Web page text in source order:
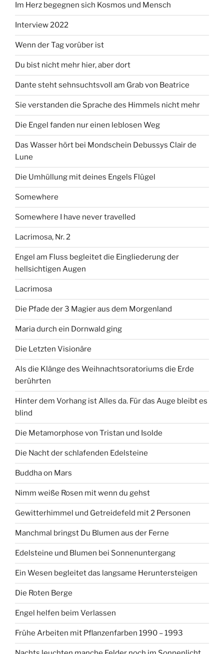
Im Herz begegnen sich Kosmos und Mensch
Interview 2022
Wenn der Tag vorüber ist
Du bist nicht mehr hier, aber dort
Dante steht sehnsuchtsvoll am Grab von Beatrice
Sie verstanden die Sprache des Himmels nicht mehr
Die Engel fanden nur einen leblosen Weg
Das Wasser hört bei Mondschein Debussys Clair de
Lune
Die Umhüllung mit deines Engels Flügel
Somewhere
Somewhere I have never travelled
Lacrimosa, Nr. 2
Engel am Fluss begleitet die Eingliederung der
hellsichtigen Augen
Lacrimosa
Die Pfade der 3 Magier aus dem Morgenland
Maria durch ein Dornwald ging
Die Letzten Visionäre
Als die Klänge des Weihnachtsoratoriums die Erde
berührten
Hinter dem Vorhang ist Alles da. Für das Auge bleibt es
blind
Die Metamorphose von Tristan und Isolde
Die Nacht der schlafenden Edelsteine
Buddha on Mars
Nimm weiße Rosen mit wenn du gehst
Gewitterhimmel und Getreidefeld mit 2 Personen
Manchmal bringst Du Blumen aus der Ferne
Edelsteine und Blumen bei Sonnenuntergang
Ein Wesen begleitet das langsame Heruntersteigen
Die Roten Berge
Engel helfen beim Verlassen
Frühe Arbeiten mit Pflanzenfarben 1990 – 1993